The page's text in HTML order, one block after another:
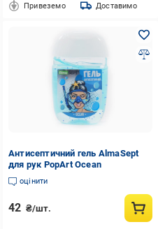
Привеземо Доставимо
Антисептичний гель AlmaSept
для рук PopArt Ocean
оцінити
42 ₴/шт.